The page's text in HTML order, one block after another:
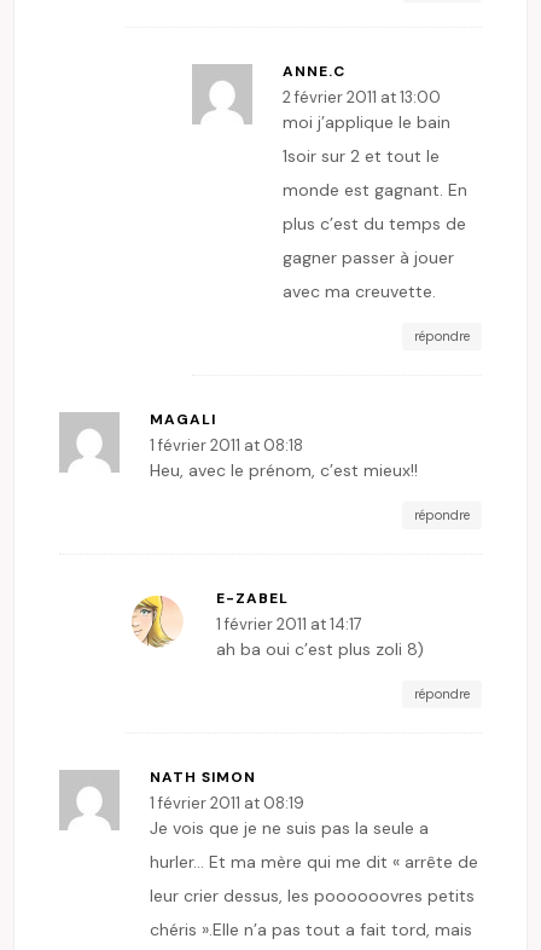
ANNE.C
2 février 2011 at 13:00
moi j’applique le bain
1soir sur 2 et tout le
monde est gagnant. En
plus c’est du temps de
gagner passer à jouer
avec ma creuvette.
répondre
MAGALI
1 février 2011 at 08:18
Heu, avec le prénom, c’est mieux!!
répondre
E-ZABEL
1 février 2011 at 14:17
ah ba oui c’est plus zoli 8)
répondre
NATH SIMON
1 février 2011 at 08:19
Je vois que je ne suis pas la seule a
hurler… Et ma mère qui me dit « arrête de
leur crier dessus, les poooooovres petits
chéris ».Elle n’a pas tout a fait tord, mais